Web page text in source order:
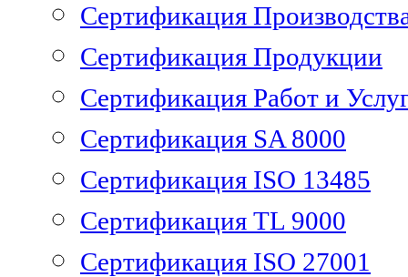
Сертификация
Сертификация Продукции
Сертификация Работ и
Сертификация SA 8000
Сертификация ISO 13485
Сертификация TL 9000
Сертификация ISO 27001